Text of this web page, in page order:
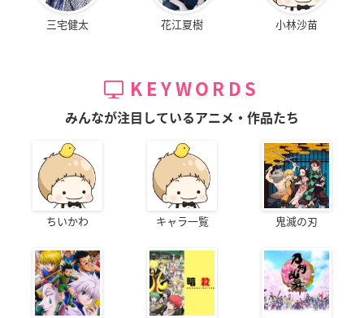
三宅健太 花江夏樹 小林沙苗
KEYWORDS
みんなが注目しているアニメ・作品たち
ちいかわ キャラ一覧 鬼滅の刃